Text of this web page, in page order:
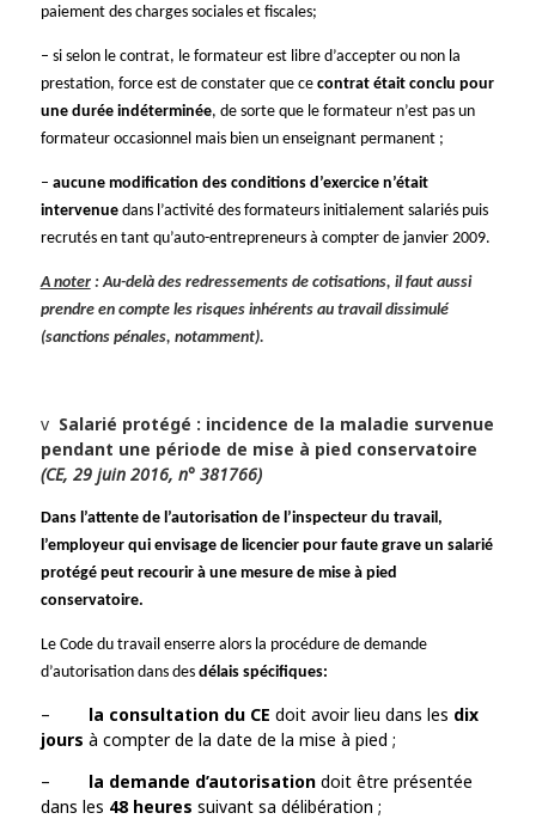
paiement des charges sociales et fiscales;
– si selon le contrat, le formateur est libre d’accepter ou non la
prestation, force est de constater que ce contrat était conclu pour
une durée indéterminée, de sorte que le formateur n’est pas un
formateur occasionnel mais bien un enseignant permanent ;
– aucune modification des conditions d’exercice n’était
intervenuedans l’activité des formateurs initialement salariés puis
recrutés en tant qu’auto-entrepreneurs à compter de janvier 2009.
A noter: Au-delà des redressements de cotisations, il faut aussi
prendre en compte les risques inhérents au travail dissimulé
(sanctions pénales, notamment).
v Salarié protégé : incidence de la maladie survenue
pendant une période de mise à pied conservatoire
(CE, 29 juin 2016, n° 381766)
Dans l’attente de l’autorisation de l’inspecteur du travail,
l’employeur qui envisage de licencier pour faute grave un salarié
protégé peut recourir à une mesure de mise à pied
conservatoire.
Le Code du travail enserre alors la procédure de demande
d’autorisation dans des délais spécifiques:
– la consultation du CE doit avoir lieu dans les dix
jours à compter de la date de la mise à pied ;
– la demande d’autorisationdoit être présentée
dans les 48 heures suivant sa délibération ;